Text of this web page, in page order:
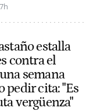
estalla
contra el
semana
pedir cita: "Es
vergüenza"